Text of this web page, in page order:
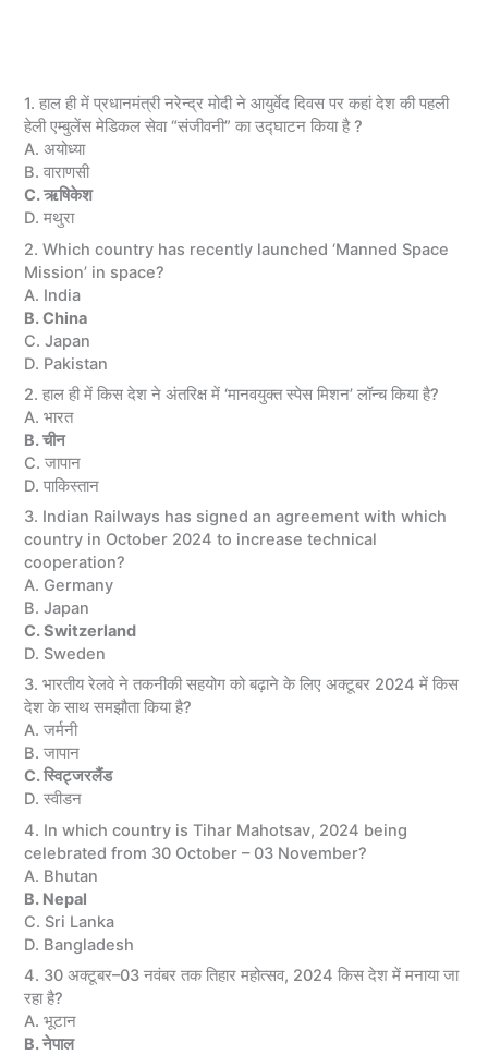
1. हाल ही में प्रधानमंत्री नरेन्द्र मोदी ने आयुर्वेद दिवस पर कहां देश की पहली
हेली एम्बुलेंस मेडिकल सेवा “संजीवनी” का उद्घाटन किया है ?
A. अयोध्या
B. वाराणसी
C. ऋषिकेश
D. मथुरा
2. Which country has recently launched ‘Manned Space
Mission’ in space?
A. India
B. China
C. Japan
D. Pakistan
2. हाल ही में किस देश ने अंतरिक्ष में ‘मानवयुक्त स्पेस मिशन’ लॉन्च किया है?
A. भारत
B. चीन
C. जापान
D. पाकिस्तान
3. Indian Railways has signed an agreement with which
country in October 2024 to increase technical
cooperation?
A. Germany
B. Japan
C. Switzerland
D. Sweden
3. भारतीय रेलवे ने तकनीकी सहयोग को बढ़ाने के लिए अक्टूबर 2024 में किस
देश के साथ समझौता किया है?
A. जर्मनी
B. जापान
C. स्विट्जरलैंड
D. स्वीडन
4. In which country is Tihar Mahotsav, 2024 being
celebrated from 30 October – 03 November?
A. Bhutan
B. Nepal
C. Sri Lanka
D. Bangladesh
4. 30 अक्टूबर–03 नवंबर तक तिहार महोत्सव, 2024 किस देश में मनाया जा
रहा है?
A. भूटान
B. नेपाल